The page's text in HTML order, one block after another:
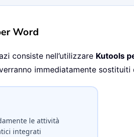
Word
consiste nell’utilizzare Kutools
immediatamente sostituiti
le attività
integrati